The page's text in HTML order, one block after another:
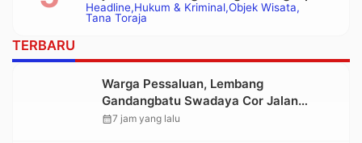
Headline Hukum & Kriminal Objek Wisata
Tana Toraja
Polisi
TERBARU
Warga Pessaluan, Lembang
Gandangbatu Swadaya Cor Jalan
Kabupaten
calendar_month7 jam yang lalu